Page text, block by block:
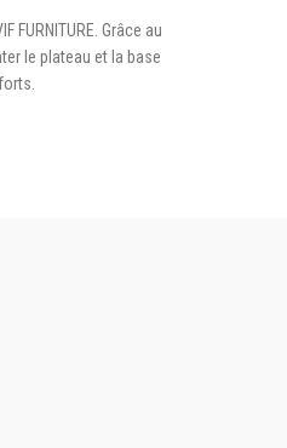
FURNITURE. Grâce au
le plateau et la base